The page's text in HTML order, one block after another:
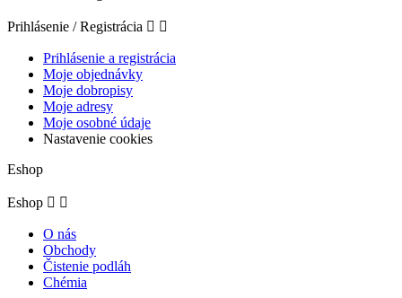
Prihlásenie / Registrácia  
Prihlásenie a registrácia
Moje objednávky
Moje dobropisy
Moje adresy
Moje osobné údaje
Nastavenie cookies
Eshop
Eshop  
O nás
Obchody
Čistenie podláh
Chémia